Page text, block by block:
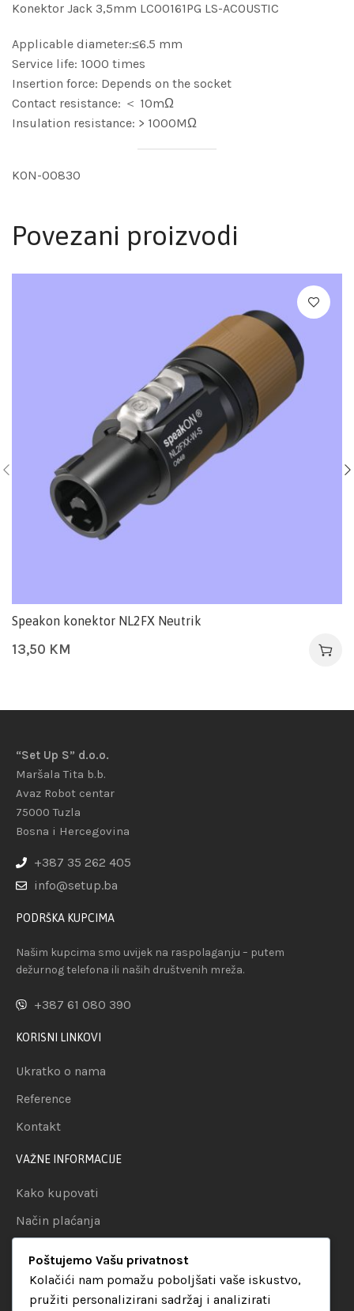
Konektor Jack 3,5mm LC00161PG LS-ACOUSTIC
Applicable diameter:≤6.5 mm
Service life: 1000 times
Insertion force: Depends on the socket
Contact resistance: ＜ 10mΩ
Insulation resistance: > 1000MΩ
KON-00830
Povezani proizvodi
Speakon konektor NL2FX Neutrik
13,50 KM
“Set Up S” d.o.o.
Maršala Tita b.b.
Avaz Robot centar
75000 Tuzla
Bosna i Hercegovina
+387 35 262 405
info@setup.ba
PODRŠKA KUPCIMA
Našim kupcima smo uvijek na raspolaganju – putem
dežurnog telefona ili naših društvenih mreža.
+387 61 080 390
KORISNI LINKOVI
Ukratko o nama
Reference
Kontakt
VAŽNE INFORMACIJE
Kako kupovati
Način plaćanja
Politika privatnosti
Poštujemo Vašu privatnost
Kolačići nam pomažu poboljšati vaše iskustvo,
pružiti personalizirani sadržaj i analizirati